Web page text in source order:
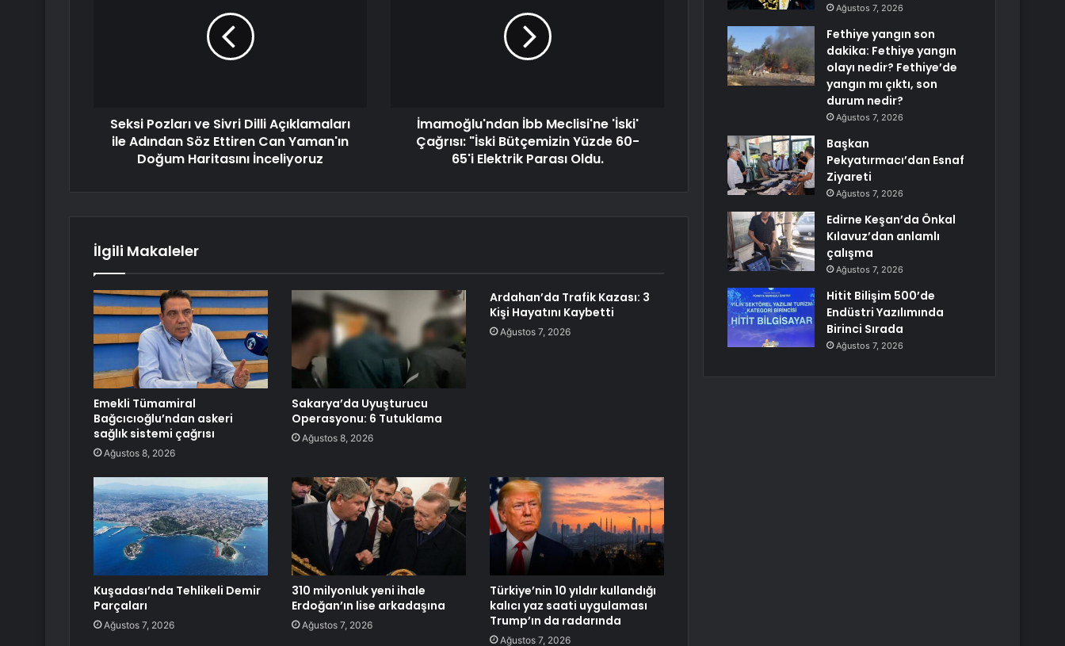
Seksi Pozları ve Sivri Dilli Açıklamaları
ile Adından Söz Ettiren Can Yaman'ın
Doğum Haritasını İnceliyoruz
İmamoğlu'ndan İbb Meclisi'ne 'İski'
Çağrısı: "İski Bütçemizin Yüzde 60-
65'i Elektrik Parası Oldu.
İlgili Makaleler
Emekli Tümamiral
Bağcıcıoğlu’ndan askeri
sağlık sistemi çağrısı
Ağustos 8, 2026
Sakarya’da Uyuşturucu
Operasyonu: 6 Tutuklama
Ağustos 8, 2026
Ardahan’da Trafik Kazası: 3
Kişi Hayatını Kaybetti
Ağustos 7, 2026
Kuşadası’nda Tehlikeli Demir
Parçaları
Ağustos 7, 2026
310 milyonluk yeni ihale
Erdoğan’ın lise arkadaşına
Ağustos 7, 2026
Türkiye’nin 10 yıldır kullandığı
kalıcı yaz saati uygulaması
Trump’ın da radarında
Ağustos 7, 2026
Ağustos 7, 2026
Fethiye yangın son
dakika: Fethiye yangın
olayı nedir? Fethiye’de
yangın mı çıktı, son
durum nedir?
Ağustos 7, 2026
Başkan
Pekyatırmacı’dan Esnaf
Ziyareti
Ağustos 7, 2026
Edirne Keşan’da Önkal
Kılavuz’dan anlamlı
çalışma
Ağustos 7, 2026
Hitit Bilişim 500’de
Endüstri Yazılımında
Birinci Sırada
Ağustos 7, 2026